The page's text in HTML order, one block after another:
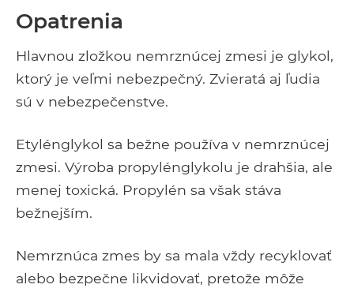
Opatrenia
Hlavnou zložkou nemrznúcej zmesi je glykol,
ktorý je veľmi nebezpečný. Zvieratá aj ľudia
sú v nebezpečenstve.
Etylénglykol sa bežne používa v nemrznúcej
zmesi. Výroba propylénglykolu je drahšia, ale
menej toxická. Propylén sa však stáva
bežnejším.
Nemrznúca zmes by sa mala vždy recyklovať
alebo bezpečne likvidovať, pretože môže